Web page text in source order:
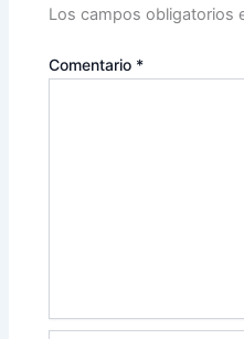
Los campos obligatorios
Comentario *